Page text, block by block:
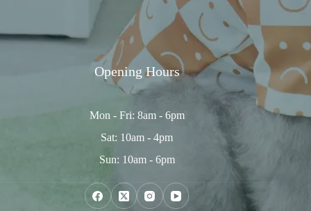
Opening Hours
Mon - Fri: 8am - 6pm
Sat: 10am - 4pm
Sun: 10am - 6pm